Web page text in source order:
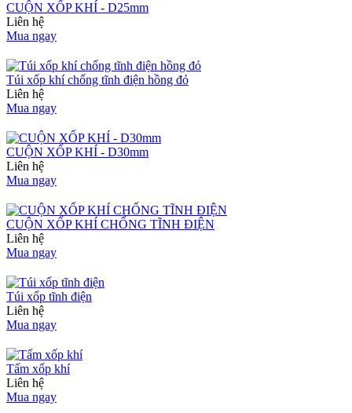
CUỘN XỐP KHÍ - D25mm
Liên hệ
Mua ngay
Túi xốp khí chống tĩnh điện hồng đỏ
Liên hệ
Mua ngay
CUỘN XỐP KHÍ - D30mm
Liên hệ
Mua ngay
CUỘN XỐP KHÍ CHỐNG TĨNH ĐIỆN
Liên hệ
Mua ngay
Túi xốp tĩnh điện
Liên hệ
Mua ngay
Tấm xốp khí
Liên hệ
Mua ngay